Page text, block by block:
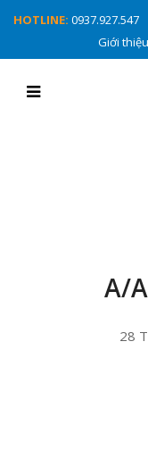
HOTLINE: 0937.927.547
Giới thiệu
A/
28